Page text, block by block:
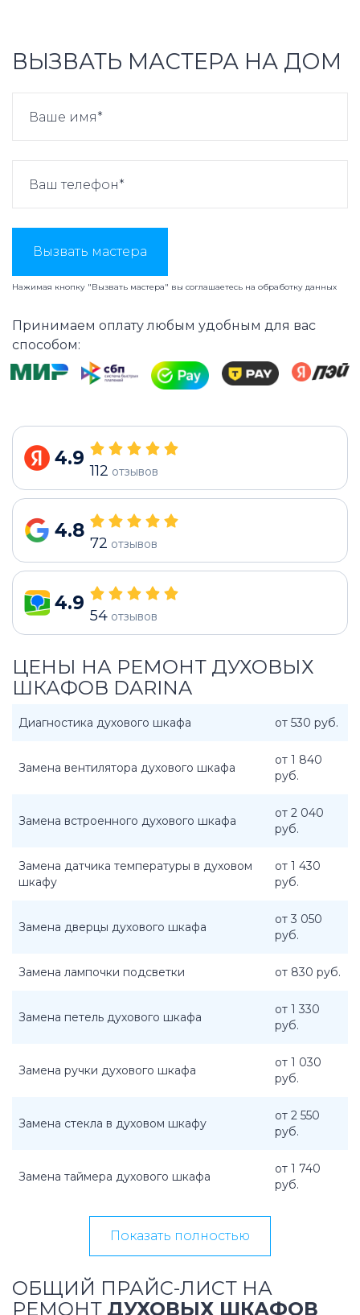
ВЫЗВАТЬ МАСТЕРА НА ДОМ
Вызвать мастера
Нажимая кнопку "Вызвать мастера" вы соглашаетесь на обработку данных
Принимаем оплату любым удобным для вас
способом:
4.9
112 отзывов
4.8
72 отзывов
4.9
54 отзывов
ЦЕНЫ НА РЕМОНТ ДУХОВЫХ
ШКАФОВ DARINA
Диагностика духового шкафа от 530 руб.
Замена вентилятора духового шкафа
от 1 840
руб.
Замена встроенного духового шкафа
от 2 040
руб.
Замена датчика температуры в духовом
шкафу
от 1 430
руб.
Замена дверцы духового шкафа
от 3 050
руб.
Замена лампочки подсветки от 830 руб.
Замена петель духового шкафа
от 1 330
руб.
Замена ручки духового шкафа
от 1 030
руб.
Замена стекла в духовом шкафу
от 2 550
руб.
Замена таймера духового шкафа
от 1 740
руб.
Показать полностью
ОБЩИЙ ПРАЙС-ЛИСТ НА
РЕМОНТ ДУХОВЫХ ШКАФОВ